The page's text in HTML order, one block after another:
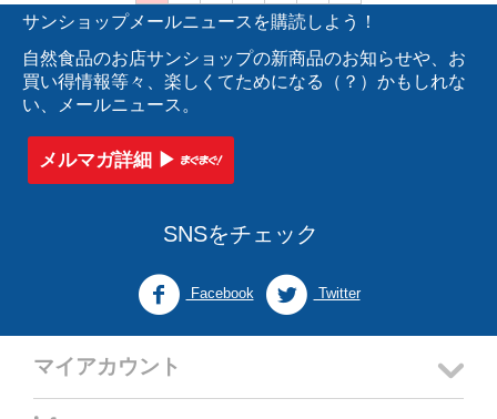
サンショップメールニュースを購読しよう！
自然食品のお店サンショップの新商品のお知らせや、お
買い得情報等々、楽しくてためになる（？）かもしれな
い、メールニュース。
メルマガ詳細 ▶︎
SNSをチェック
Facebook Twitter
マイアカウント